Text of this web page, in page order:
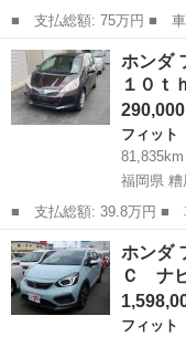
■ 支払総額: 75万円 ■ 車両本体価格： 690,000 円 ■ メーカー
名： ホンダ ■ 車種名：
名： Ｓパッケージ ハ
バックカメラ オート...
熊本 熊本市 フィ
ホンダ
１０ｔ
290,000
フィット
81,835km
福岡県 糟
■ 支払総額: 39.8万円 ■ 車両本体価格： 290,000 円 ■ メーカー
名： ホンダ ■ 車種名：
名： ハイブリッド・１
Ｃ ナビ ＴＶ ...
福岡 糟屋郡 フィ
ホンダ
Ｃ ナ
フィット